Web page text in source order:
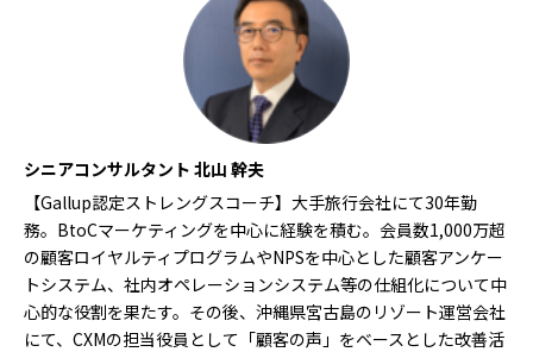
シニアコンサルタント 北山 幹夫
【Gallup認定ストレングスコーチ】大手旅行会社にて30年勤
務。BtoCマーケティングを中心に経験を積む。会員数1,000万超
の顧客ロイヤルティプログラムやNPSを中心とした顧客アンケー
トシステム、社内オペレーションシステム等の仕組化について中
心的な役割を果たす。その後、沖縄県宮古島のリゾート運営会社
にて、CXMの担当役員として「顧客の声」をベースとした改善活